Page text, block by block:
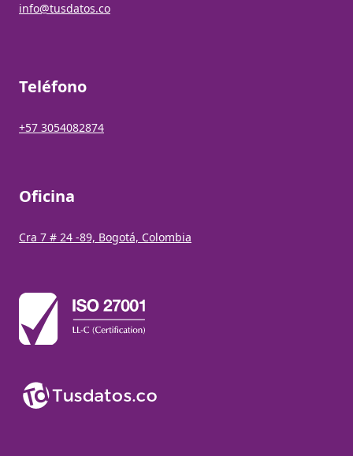
info@tusdatos.co
Teléfono
+57 3054082874
Oficina
Cra 7 # 24 -89, Bogotá, Colombia